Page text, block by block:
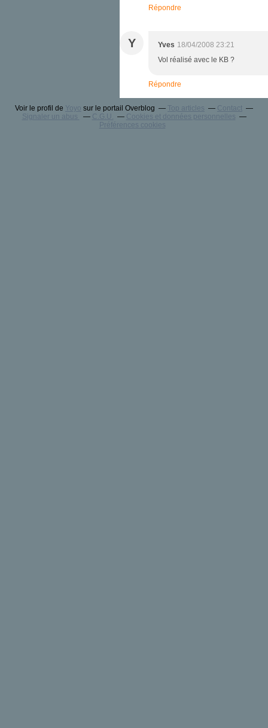
Répondre
Y Yves 18/04/2008 23:21
Vol réalisé avec le KB ?
Répondre
Voir le profil de Yoyo sur le portail Overblog Top articles
Contact
Signaler un abus
C.G.U.
Cookies et données personnelles
Préférences cookies